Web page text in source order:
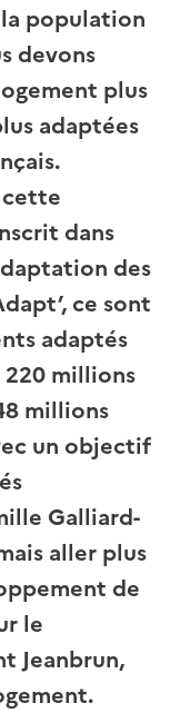
population
devons
plus
adaptées
cette
dans
des
ce sont
adaptés
millions
millions
un objectif
Galliard-
aller plus
de
le
Jeanbrun,